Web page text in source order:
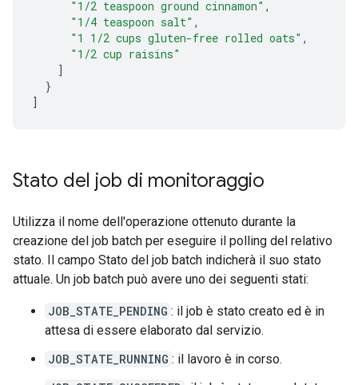
"1/2 teaspoon ground cinnamon" ,
"1/4 teaspoon salt" ,
"1 1/2 cups gluten-free rolled oats" ,
"1/2 cup raisins"
]
}
]
Stato del job di monitoraggio
Utilizza il nome dell'operazione ottenuto durante la
creazione del job batch per eseguire il polling del relativo
stato. Il campo Stato del job batch indicherà il suo stato
attuale. Un job batch può avere uno dei seguenti stati:
JOB_STATE_PENDING : il job è stato creato ed è in
attesa di essere elaborato dal servizio.
JOB_STATE_RUNNING : il lavoro è in corso.